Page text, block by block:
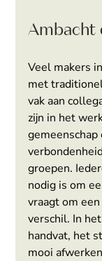
Ambacht
Veel makers
met
vak aan
zijn in het
groepen.
nodig is om
vraagt om
verschil. In
handvat, het
mooi